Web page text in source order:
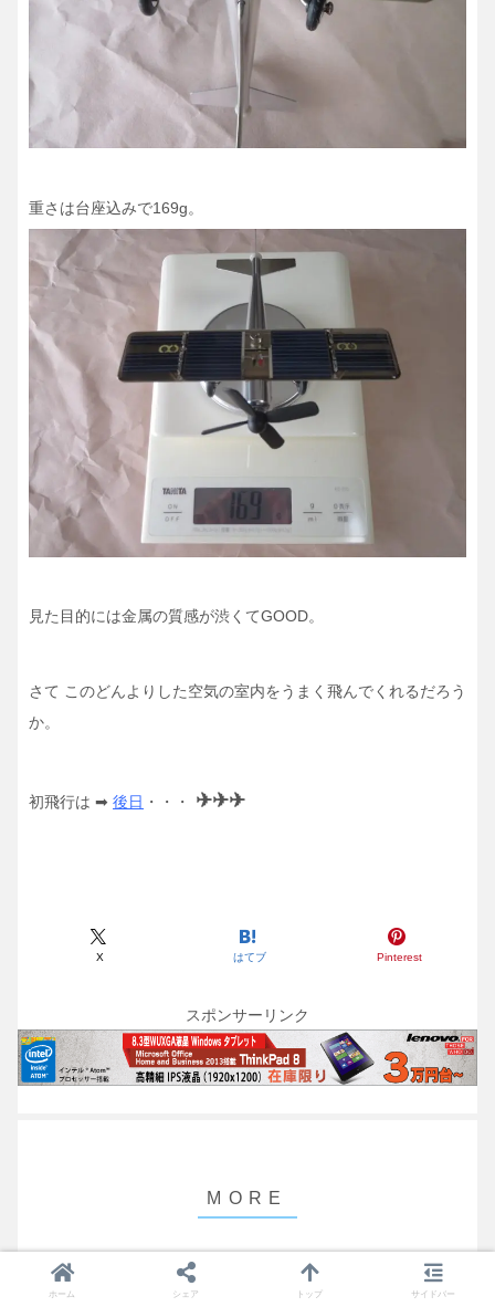
重さは台座込みで169g。
見た目的には金属の質感が渋くてGOOD。
さて このどんよりした空気の室内をうまく飛んでくれるだろう
か。
初飛行は ➡ 後日 ・・・ ✈✈✈
X はてブ Pinterest
スポンサーリンク
【模型】LEGOクリエーター “Apollo
ホーム シェア トップ サイドバー